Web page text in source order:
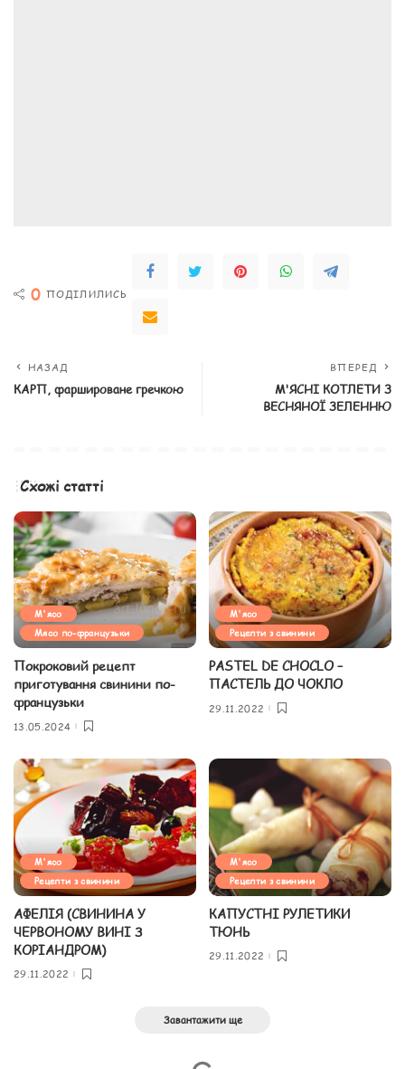
0 ПОДІЛИЛИСЬ
НАЗАД
КАРП, фаршироване гречкою
ВПЕРЕД
М'ЯСНІ КОТЛЕТИ З
ВЕСНЯНОЇ ЗЕЛЕННЮ
Схожі статті
М'ясо
Мясо по-французьки
Покроковий рецепт
приготування свинини по-
французьки
13.05.2024
М'ясо
Рецепти з свинини
PASTEL DE CHOCLO –
ПАСТЕЛЬ ДО ЧОКЛО
29.11.2022
М'ясо
Рецепти з свинини
АФЕЛІЯ (СВИНИНА У
ЧЕРВОНОМУ ВИНІ З
КОРІАНДРОМ)
29.11.2022
М'ясо
Рецепти з свинини
КАПУСТНІ РУЛЕТИКИ
ТЮНЬ
29.11.2022
Завантажити ще